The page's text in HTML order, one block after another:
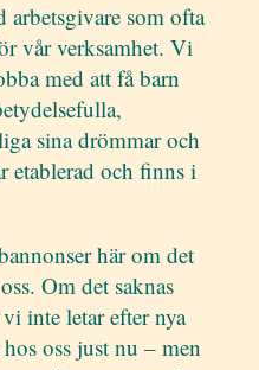
arbetsgivare som ofta
vår verksamhet. Vi
med att få barn
sina drömmar och
etablerad och finns i
här om det
Om det saknas
inte letar efter nya
oss just nu – men